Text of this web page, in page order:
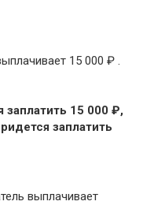
15 000 ₽ .
15 000 ₽,
заплатить
выплачивает